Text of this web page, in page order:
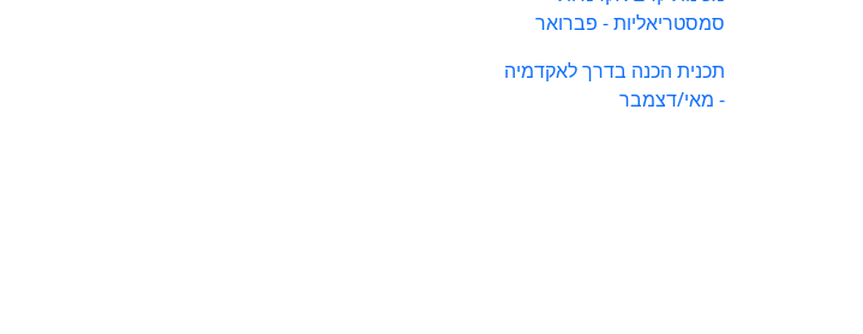
סמסטריאליות - פברואר
תכנית הכנה בדרך לאקדמיה
- מאי/דצמבר